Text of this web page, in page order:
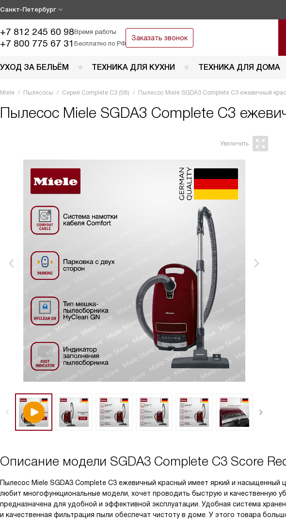
Санкт-Петербург
+7 812 245 60 98Время работы
+7 800 775 67 31 Бесплатно по РФ
Заказать звонок
УХОД ЗА БЕЛЬЁМ ТЕХНИКА ДЛЯ КУХНИ ТЕХНИКА ДЛЯ ДОМА
Miele Пылесосы Серия Complete C3 (S8) Пылесос Miele SGDA3 Complete C3 ежевичный
Пылесос Miele SGDA3 Complete C3
Описание модели SGDA3 Complete C3 Score
Пылесос Miele SGDA3 Complete C3 ежевичный красный имеет яркий и насыщенный
любит многофункциональные модели, хочет проводить быструю и качественную
предназначена для удобной и эффективной эксплуатации. Удобная система
и качественная фильтрация пыли обеспечат чистоту в доме. У этого товара